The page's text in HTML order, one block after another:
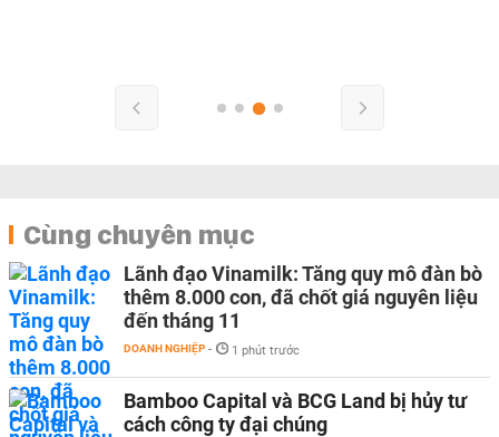
Cùng chuyên mục
Lãnh đạo Vinamilk: Tăng quy mô đàn bò
thêm 8.000 con, đã chốt giá nguyên liệu
đến tháng 11
DOANH NGHIỆP - 1 phút trước
Bamboo Capital và BCG Land bị hủy tư
cách công ty đại chúng